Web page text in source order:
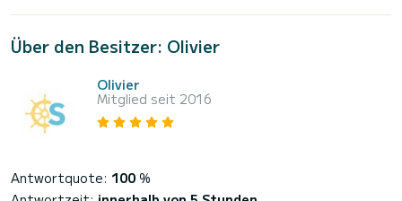
Über den Besitzer: Olivier
Olivier
Mitglied seit 2016
Antwortquote: 100 %